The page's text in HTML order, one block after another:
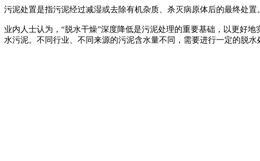
污泥处置是指污泥经过减湿或去除有机杂质、杀灭病原体后的最终处
业内人士认为，“脱水干燥”深度降低是污泥处理的重要基础，以更好
水污泥。不同行业、不同来源的污泥含水量不同，需要进行一定的脱水